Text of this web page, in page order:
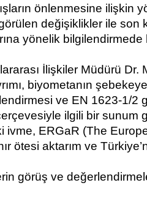
önlenmesine ilişkin
değişiklikler ile son
yönelik
İlişkiler Müdürü Dr.
biyometanın
ve EN 1623-1/2
ilgili bir sunum
ivme, ERGaR (The
ötesi aktarım ve
görüş ve